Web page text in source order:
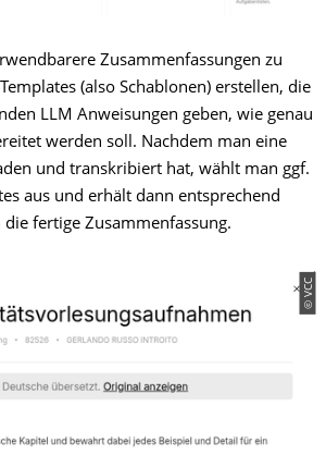
Zusammenfassungen zu
(also Schablonen) erstellen, die
LLM Anweisungen geben, wie genau
werden soll. Nachdem man eine
und transkribiert hat, wählt man ggf.
aus und erhält dann entsprechend
fertige Zusammenfassung.
© VCC